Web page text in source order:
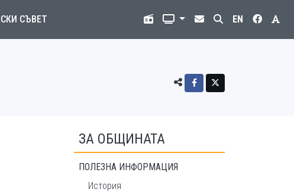
СЪВЕТ EN
ЗА ОБЩИНАТА
ПОЛЕЗНА ИНФОРМАЦИЯ
История